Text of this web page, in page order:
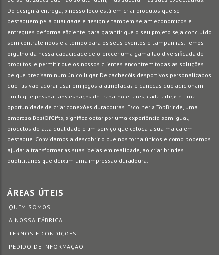
Do design à entrega, o nosso foco está em criar produtos que se
destaquem pela qualidade e design e também sejam econômicos e
entregues de forma eficiente, para garantir que o seu projeto seja concluído
sem contratempos e a tempo para os seus eventos e campanhas. Temos
orgulho da nossa capacidade de oferecer uma gama tão diversificada de
produtos, e permitir que os nossos clientes encontrem todas as soluções
de que precisam num único lugar. De cachecóis desportivos personalizados
que fãs vão adorar usar em jogos a almofadas e canecas que adicionam
um toque pessoal aos espaços de trabalho e lares, cada artigo é uma
oportunidade de criar conexões duradouras. Escolher a TopBrinde, uma
empresa BestOfGifts, significa optar por uma experiência sem igual,
produtos de alta qualidade e um serviço que coloca a sua marca em
destaque. Convidamos a descobrir o que nos torna únicos e como podemos
ajudar a transformar as suas ideias em realidade, ao criar brindes
publicitários que deixam uma impressão duradoura.
ÁREAS ÚTEIS
QUEM SOMOS
A NOSSA FÁBRICA
TERMOS E CONDIÇÕES
PEDIDO DE INFORMAÇÃO